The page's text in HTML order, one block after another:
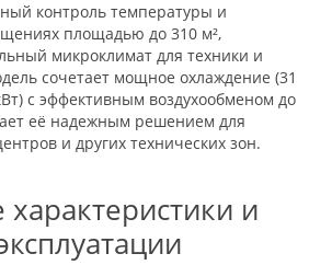
контроль температуры и
площадью до 310 м²,
микроклимат для техники и
сочетает мощное охлаждение (31
с эффективным воздухообменом до
её надежным решением для
и других технических зон.
и